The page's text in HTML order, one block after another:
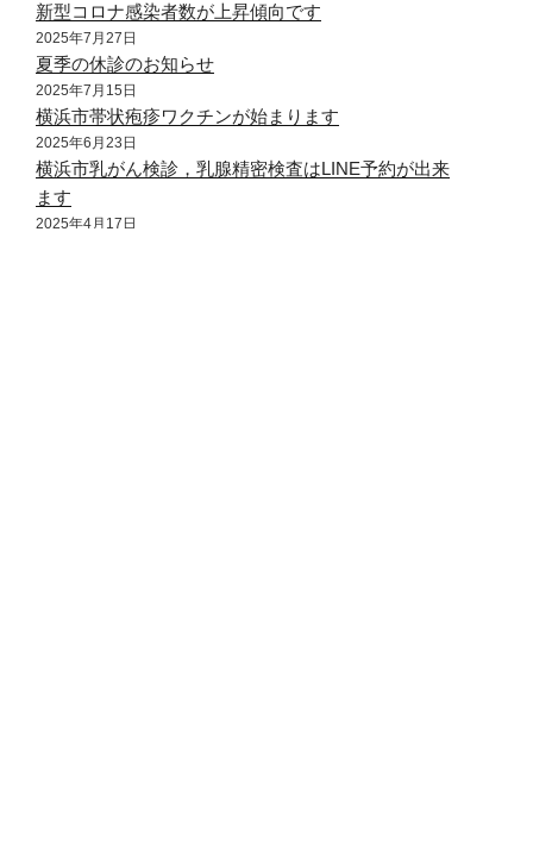
新型コロナ感染者数が上昇傾向です
2025年7月27日
夏季の休診のお知らせ
2025年7月15日
横浜市帯状疱疹ワクチンが始まります
2025年6月23日
横浜市乳がん検診，乳腺精密検査はLINE予約が出来
ます
2025年4月17日